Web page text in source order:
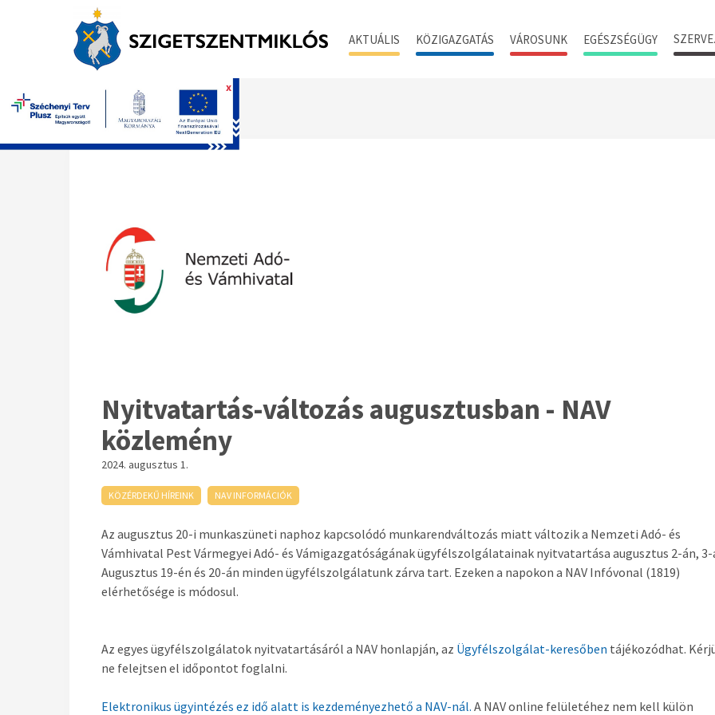
AKTUÁLIS KÖZIGAZGATÁS VÁROSUNK EGÉSZSÉGÜGY
x
Főoldal
Nyitvatartás-változás augusztusban - NAV
közlemény
2024. augusztus 1.
KÖZÉRDEKŰ HÍREINK NAV INFORMÁCIÓK
Az augusztus 20-i munkaszüneti naphoz kapcsolódó munkarendváltozás miatt változik a Nemzeti Adó- és
Vámhivatal Pest Vármegyei Adó- és Vámigazgatóságának ügyfélszolgálatainak nyitvatartása augusztus 2-án, 3-
Augusztus 19-én és 20-án minden ügyfélszolgálatunk zárva tart. Ezeken a napokon a NAV Infóvonal (1819)
elérhetősége is módosul.
Az egyes ügyfélszolgálatok nyitvatartásáról a NAV honlapján, az Ügyfélszolgálat-keresőben tájékozódhat.
ne felejtsen el időpontot foglalni.
Elektronikus ügyintézés ez idő alatt is kezdeményezhető a NAV-nál. A NAV online felületéhez nem kell külön